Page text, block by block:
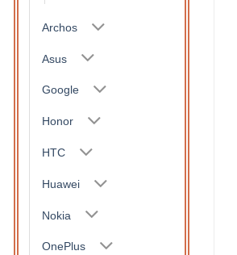
Archos
Asus
Google
Honor
HTC
Huawei
Nokia
OnePlus